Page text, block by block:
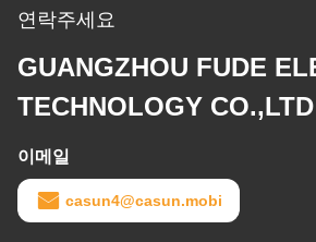
연락주세요
GUANGZHOU FUDE
TECHNOLOGY CO.,LTD
이메일
casun4@casun.mobi